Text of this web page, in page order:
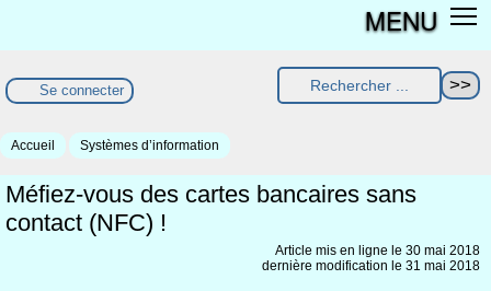
MENU
Se connecter
Accueil Systèmes d’information
Méfiez-vous des cartes bancaires sans
contact (NFC) !
Article mis en ligne le 30 mai 2018
dernière modification le 31 mai 2018